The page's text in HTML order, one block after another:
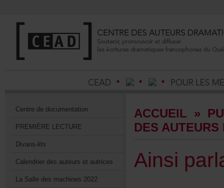
Centrededocumentation
PREMIÈRELECTURE
Divans-lits
Calendrierdesauteursetautrices
LaSalledesmachines2022
ACCUEIL »